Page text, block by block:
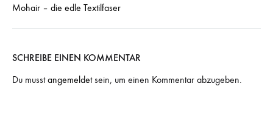
Mohair – die edle Textilfaser
SCHREIBE EINEN KOMMENTAR
Du musstangemeldetsein, um einen Kommentar abzugeben.